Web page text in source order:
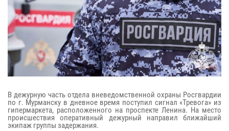
В дежурную часть отдела вневедомственной охраны Росгвардии
по г. Мурманску в дневное время поступил сигнал «Тревога» из
гипермаркета, расположенного на проспекте Ленина. На место
происшествия оперативный дежурный направил ближайший
экипаж группы задержания.